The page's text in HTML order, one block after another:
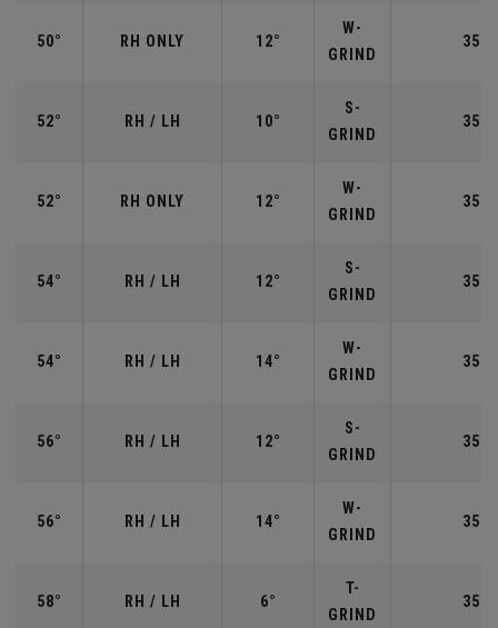
50° RH ONLY 12°
W-
GRIND
52° RH / LH 10°
S-
GRIND
52° RH ONLY 12°
W-
GRIND
54° RH / LH 12°
S-
GRIND
54° RH / LH 14°
W-
GRIND
56° RH / LH 12°
S-
GRIND
56° RH / LH 14°
W-
GRIND
58° RH / LH 6°
T-
GRIND